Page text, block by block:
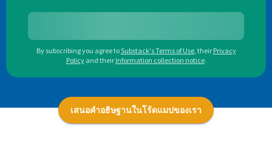
By subscribing you agree toSubstack's Terms of Use, their Privacy
Policy and their Information collection notice.
เสนอคำอธิษฐานในโร้ดแมปของเรา